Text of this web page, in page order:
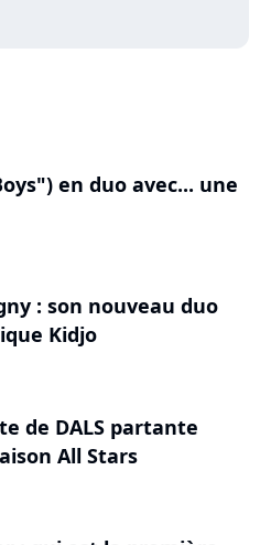
en duo avec... une
: son nouveau duo
Kidjo
de DALS partante
All Stars